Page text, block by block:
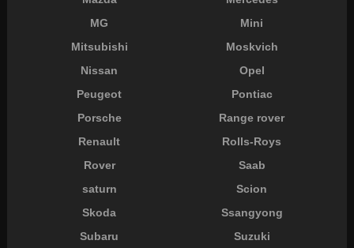
MG
Mini
Mitsubishi
Moskvich
Nissan
Opel
Peugeot
Pontiac
Porsche
Range rover
Renault
Rolls-Roys
Rover
Saab
saturn
Scion
Skoda
Ssangyong
Subaru
Suzuki